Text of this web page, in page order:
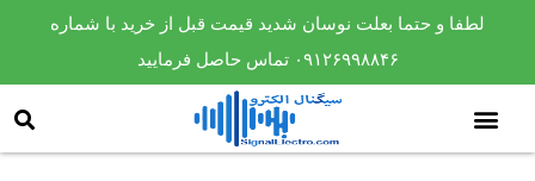
لطفا و حتما بعلت نوسان شدید قیمت قبل از خرید با شماره
۰۹۱۲۶۹۹۸۸۴۶ تماس حاصل فرمایید